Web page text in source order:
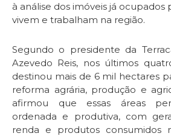
à análise dos imóveis já
vivem e trabalham na região.
Segundo o presidente da
Azevedo Reis, nos últimos
destinou mais de 6 mil hectares
reforma agrária, produção e
afirmou que essas áreas
ordenada e produtiva, com
renda e produtos consumidos